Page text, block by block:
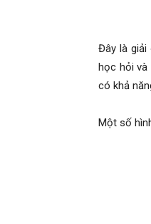
Đây là
học hỏi và
có khả
Một số